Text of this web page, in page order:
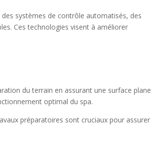
systèmes de contrôle automatisés, des
Ces technologies visent à améliorer
du terrain en assurant une surface plane
optimal du spa.
préparatoires sont cruciaux pour assurer